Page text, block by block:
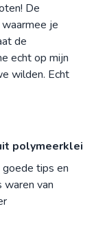
De
je
de
echt op mijn
wilden. Echt
polymeerklei
tips en
waren van